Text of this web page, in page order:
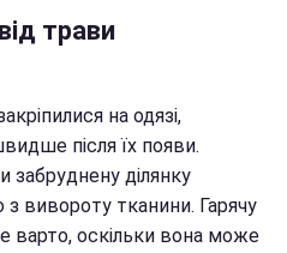
трави
на одязі,
після їх появи.
забруднену ділянку
вивороту тканини. Гарячу
варто, оскільки вона може